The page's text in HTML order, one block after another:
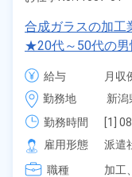
合成ガラスの加工
★20代～50代の男
1,500円！赴任旅
寮が無料！《新潟
給与
月収
時給
勤務地
新潟
勤務時間
[1]
[2]
[3]
雇用形態
派遣
職種
加工、